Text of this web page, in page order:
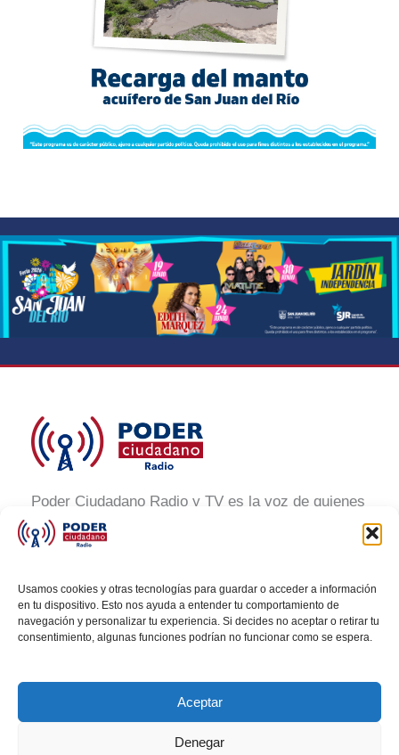
Usamos cookies y otras tecnologías para guardar o acceder a información
en tu dispositivo. Esto nos ayuda a entender tu comportamiento de
navegación y personalizar tu experiencia. Si decides no aceptar o retirar tu
consentimiento, algunas funciones podrían no funcionar como se espera.
Aceptar
Denegar
Poder Ciudadano Radio y TV es la voz de quienes
buscan un México informado y participativo.
Nuestro compromiso es conectar con la
transformación social a través de noticias claras,
veraces y al alcance de todos.